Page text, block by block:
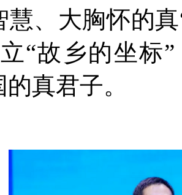
慧、大胸怀的
“故乡的坐标
真君子。